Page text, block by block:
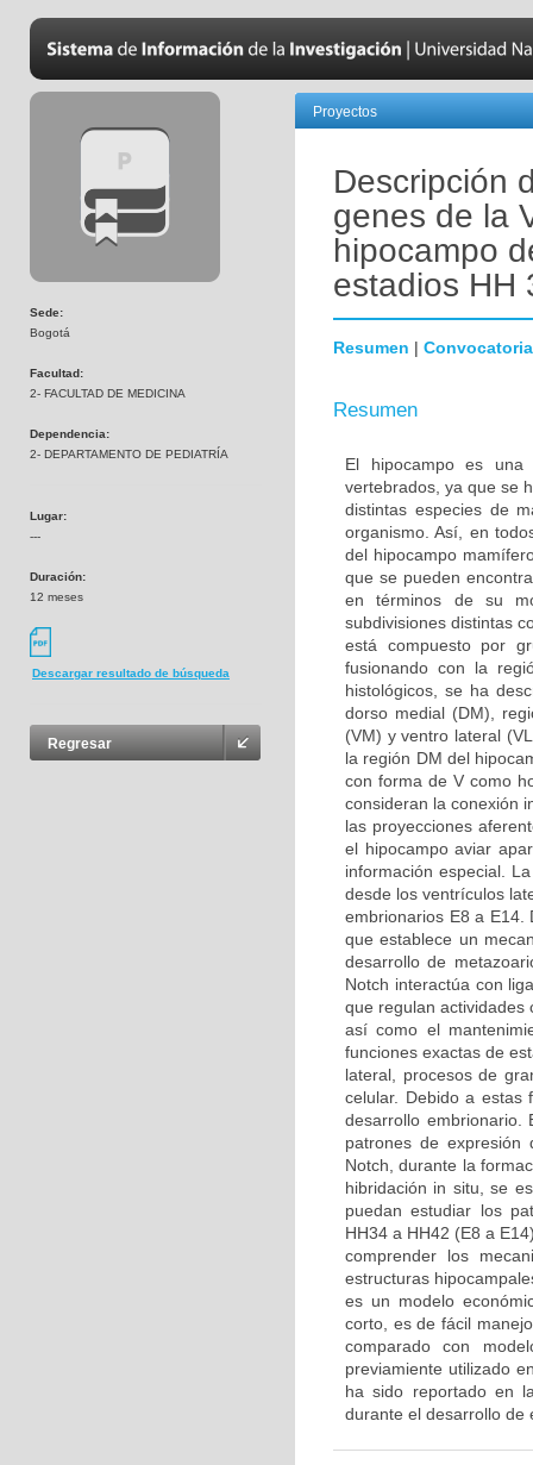
Sede:
Bogotá
Facultad:
2- FACULTAD DE MEDICINA
Dependencia:
2- DEPARTAMENTO DE PEDIATRÍA
Lugar:
---
Duración:
12 meses
Descargar resultado de búsqueda
Regresar
Proyectos
Descripción
genes de la
hipocampo
estadios HH
Resumen | Convocatoria
Resumen
El hipocampo es una
vertebrados, ya que se
distintas especies de
organismo. Así, en
del hipocampo
que se pueden
en términos de su
subdivisiones distintas
está compuesto por
fusionando con la
histológicos, se ha
dorso medial (DM),
(VM) y ventro lateral
la región DM del
con forma de V como
consideran la conexión
las proyecciones
el hipocampo aviar
información especial.
desde los ventrículos
embrionarios E8 a E14.
que establece un
desarrollo de
Notch interactúa con
que regulan actividades
así como el
funciones exactas de
lateral, procesos de
celular. Debido a estas
desarrollo embrionario.
patrones de
Notch, durante la
hibridación in situ, se
puedan estudiar los
HH34 a HH42 (E8 a
comprender los
estructuras
es un modelo
corto, es de fácil
comparado con
previamiente utilizado
ha sido reportado en
durante el desarrollo de